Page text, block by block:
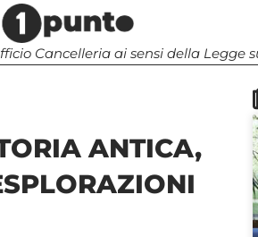
Cancelleria ai sensi della Legge
ANTICA,